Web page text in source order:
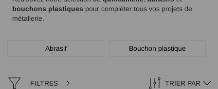
bouchons plastiques pour compléter tous vos projets de
métallerie.
Abrasif Bouchon plastique
FILTRES TRIER PAR